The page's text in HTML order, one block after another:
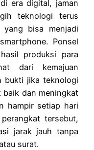
era digital, jaman
teknologi terus
yang bisa menjadi
Ponsel
produksi para
dari kemajuan
bukti jika teknologi
baik dan meningkat
hampir setiap hari
tersebut,
jarak jauh tanpa
surat.